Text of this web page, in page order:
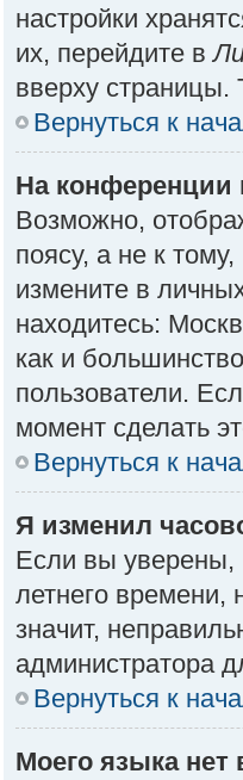
настройки
их, перейдите в
вверху страницы.
Вернуться к
На конференции
Возможно,
поясу, а не к
измените в
находитесь:
как и
пользователи.
момент сделать
Вернуться к
Я изменил
Если вы уверены,
летнего времени,
значит,
администратора
Вернуться к
Моего языка нет